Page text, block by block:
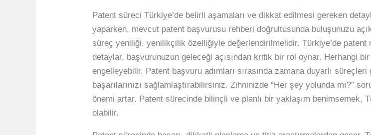
Patent süreci Türkiye’de belirli aşamaları ve dikkat edilmesi gereken
yaparken, mevcut patent başvurusu rehberi doğrultusunda buluşunuzu
süreç yeniliği, yenilikçilik özelliğiyle değerlendirilmelidir. Türkiye’de patent
detaylar, başvurunuzun geleceği açısından kritik bir rol oynar. Herhangi
engelleyebilir. Patent başvuru adımları sırasında zamana duyarlı
başarılarınızı sağlamlaştırabilirsiniz. Zihninizde “Her şey yolunda mı?”
önemi artar. Patent sürecinde bilinçli ve planlı bir yaklaşım benimsemek,
olabilir.